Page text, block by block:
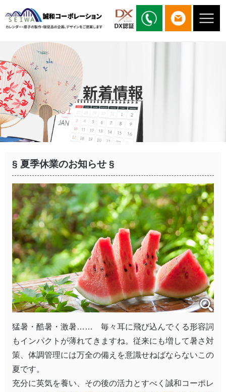
新着情報
§ 夏季休業のお知らせ §
猛暑・酷暑・激暑…… 毎々耳に飛び込んでくる形容詞
もインパクトが薄れてきますね。従来にも増して暑さ対
策、体調管理には万全の備えを意識せねばならないこの
夏です。
充分に英気を養い、その後の活力とすべく誠和コーポレ